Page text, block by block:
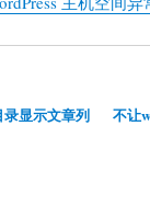
录显示文章列
不让